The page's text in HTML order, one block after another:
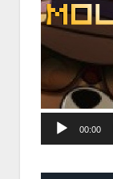
00:00